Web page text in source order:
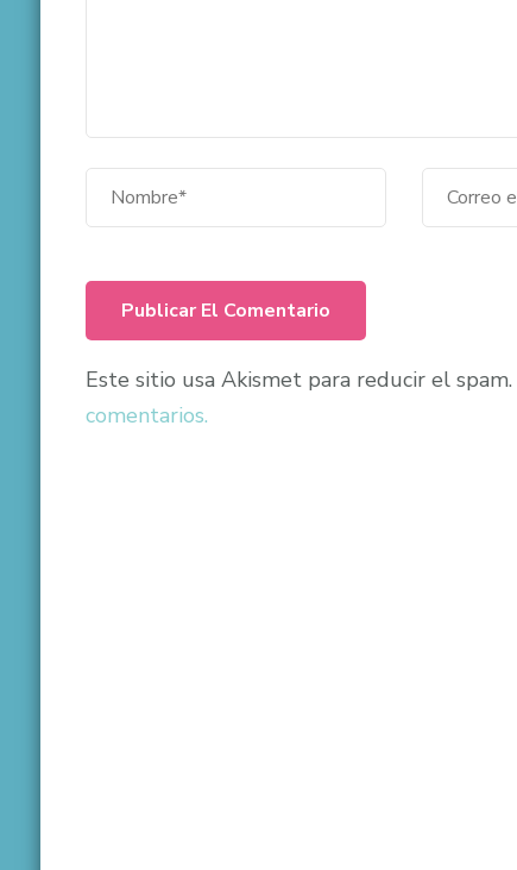
Este sitio usa Akismet para reducir el spam.
comentarios.